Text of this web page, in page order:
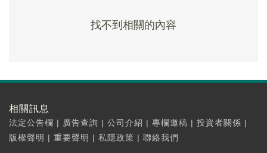
找不到相關的內容
相關訊息
法定公告欄 | 廣告查詢 | 公司介紹 | 專欄邀稿 | 投資者關係 |
版權聲明 | 重要聲明 | 私隱政策 | 聯絡我們